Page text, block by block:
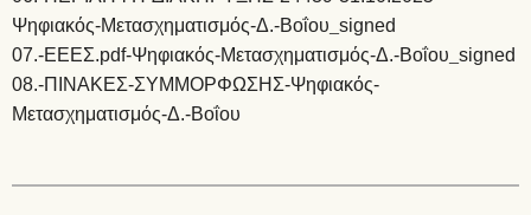
Ψηφιακός-Μετασχηματισμός-Δ.-Βοΐου_signed
07.-ΕΕΕΣ.pdf-Ψηφιακός-Μετασχηματισμός-Δ.-Βοΐου_signed
08.-ΠΙΝΑΚΕΣ-ΣΥΜΜΟΡΦΩΣΗΣ-Ψηφιακός-
Μετασχηματισμός-Δ.-Βοΐου